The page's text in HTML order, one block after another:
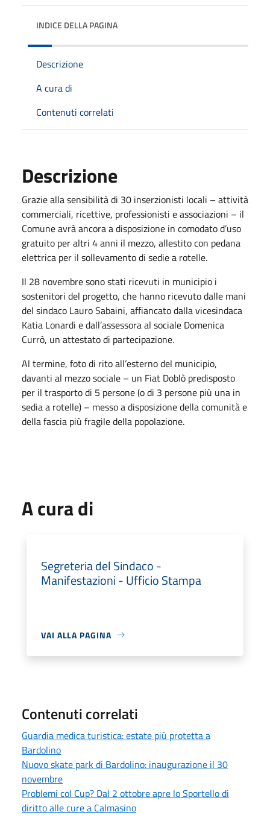
INDICE DELLA PAGINA
Descrizione
A cura di
Contenuti correlati
Descrizione
Grazie alla sensibilità di 30 inserzionisti locali – attività
commerciali, ricettive, professionisti e associazioni – il
Comune avrà ancora a disposizione in comodato d’uso
gratuito per altri 4 anni il mezzo, allestito con pedana
elettrica per il sollevamento di sedie a rotelle.
Il 28 novembre sono stati ricevuti in municipio i
sostenitori del progetto, che hanno ricevuto dalle mani
del sindaco Lauro Sabaini, affiancato dalla vicesindaca
Katia Lonardi e dall’assessora al sociale Domenica
Currò, un attestato di partecipazione.
Al termine, foto di rito all’esterno del municipio,
davanti al mezzo sociale – un Fiat Doblò predisposto
per il trasporto di 5 persone (o di 3 persone più una in
sedia a rotelle) – messo a disposizione della comunità e
della fascia più fragile della popolazione.
A cura di
Segreteria del Sindaco -
Manifestazioni - Ufficio Stampa
VAI ALLA PAGINA
Contenuti correlati
Guardia medica turistica: estate più protetta a
Bardolino
Nuovo skate park di Bardolino: inaugurazione il 30
novembre
Problemi col Cup? Dal 2 ottobre apre lo Sportello di
diritto alle cure a Calmasino